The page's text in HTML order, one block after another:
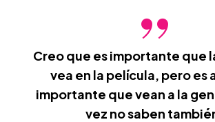
Creo que es importante que
vea en la película, pero es
importante que vean a la
vez no saben